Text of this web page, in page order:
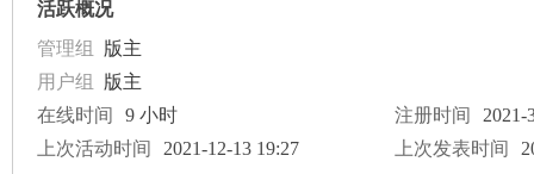
活跃概况
管理组 版主
用户组 版主
在线时间
9 小时 注册时间
2021-
上次活动时间
2021-12-13 19:27 上次发表时间